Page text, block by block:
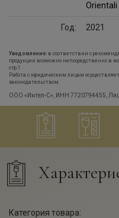
Orientali
Год: 2021
Уведомление: в соответствии с
продукции возможно непосредственно в
стр.1
Работа с юридическим лицам
законодательством.
ООО «Интел-С», ИНН 7720794455,
Категория товара: